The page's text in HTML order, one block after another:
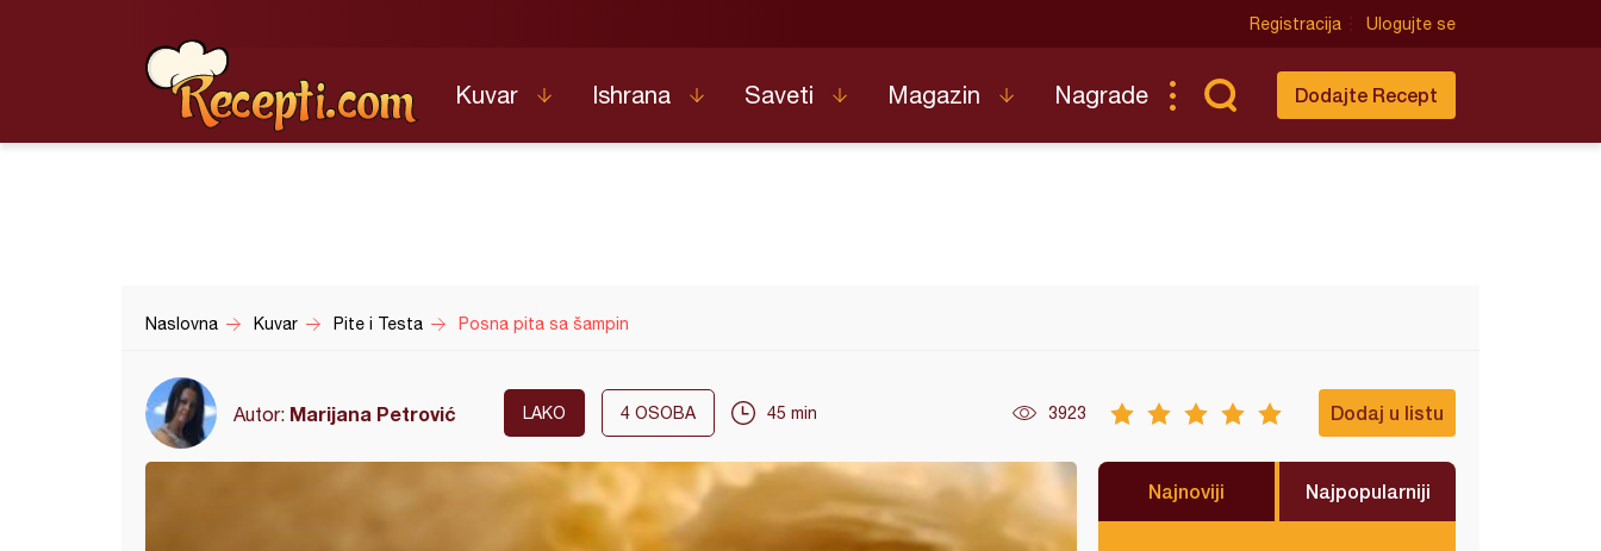
Registracija Ulogujte se
Kuvar Ishrana Saveti Magazin Nagrade Dodajte Recept
Naslovna Kuvar Pite i Testa Posna pita sa šampin
Autor: Marijana Petrović LAKO 4 OSOBA 45 min 3923 Dodaj u listu
Najnoviji Najpopularniji